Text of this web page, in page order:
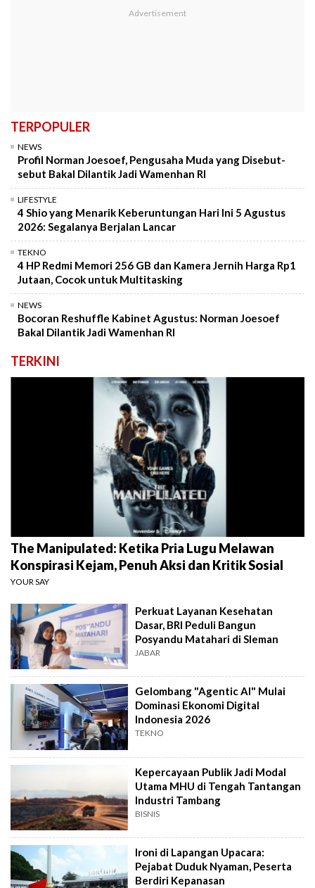
TERPOPULER
NEWS
Profil Norman Joesoef, Pengusaha Muda yang Disebut-
sebut Bakal Dilantik Jadi Wamenhan RI
LIFESTYLE
4 Shio yang Menarik Keberuntungan Hari Ini 5 Agustus
2026: Segalanya Berjalan Lancar
TEKNO
4 HP Redmi Memori 256 GB dan Kamera Jernih Harga Rp1
Jutaan, Cocok untuk Multitasking
NEWS
Bocoran Reshuffle Kabinet Agustus: Norman Joesoef
Bakal Dilantik Jadi Wamenhan RI
TERKINI
The Manipulated: Ketika Pria Lugu Melawan
Konspirasi Kejam, Penuh Aksi dan Kritik Sosial
YOUR SAY
Perkuat Layanan Kesehatan
Dasar, BRI Peduli Bangun
Posyandu Matahari di Sleman
JABAR
Gelombang "Agentic AI" Mulai
Dominasi Ekonomi Digital
Indonesia 2026
TEKNO
Kepercayaan Publik Jadi Modal
Utama MHU di Tengah Tantangan
Industri Tambang
BISNIS
Ironi di Lapangan Upacara:
Pejabat Duduk Nyaman, Peserta
Berdiri Kepanasan